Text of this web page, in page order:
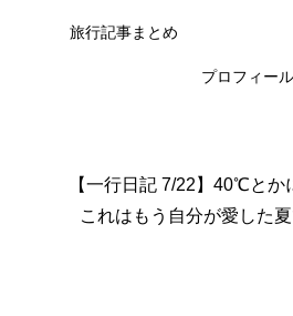
旅行記事まとめ
プロフィール
【一行日記 7/22】40℃とか
これはもう自分が愛した